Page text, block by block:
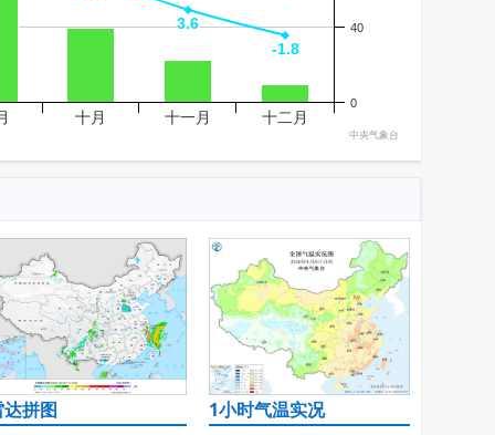
3.6
3.6
-1.8
-1.8
十月 十一月 十二月
0
40
中央气象台
拼图 1小时气温实况